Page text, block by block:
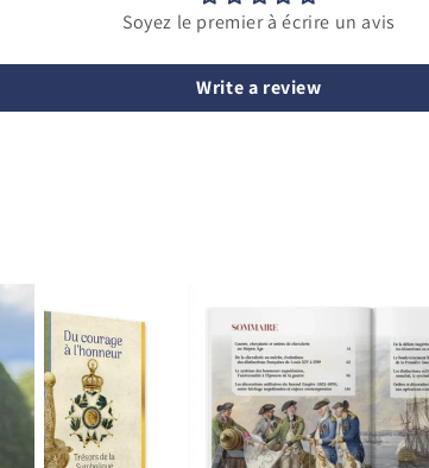
Soyez le premier à écrire un avis
Write a review